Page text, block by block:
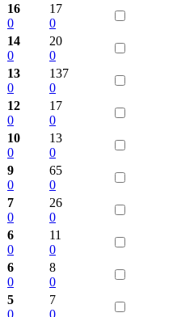
16
0
17
0
14
0
20
0
13
0
137
0
12
0
17
0
10
0
13
0
9
0
65
0
7
0
26
0
6
0
11
0
6
0
8
0
5
0
7
0